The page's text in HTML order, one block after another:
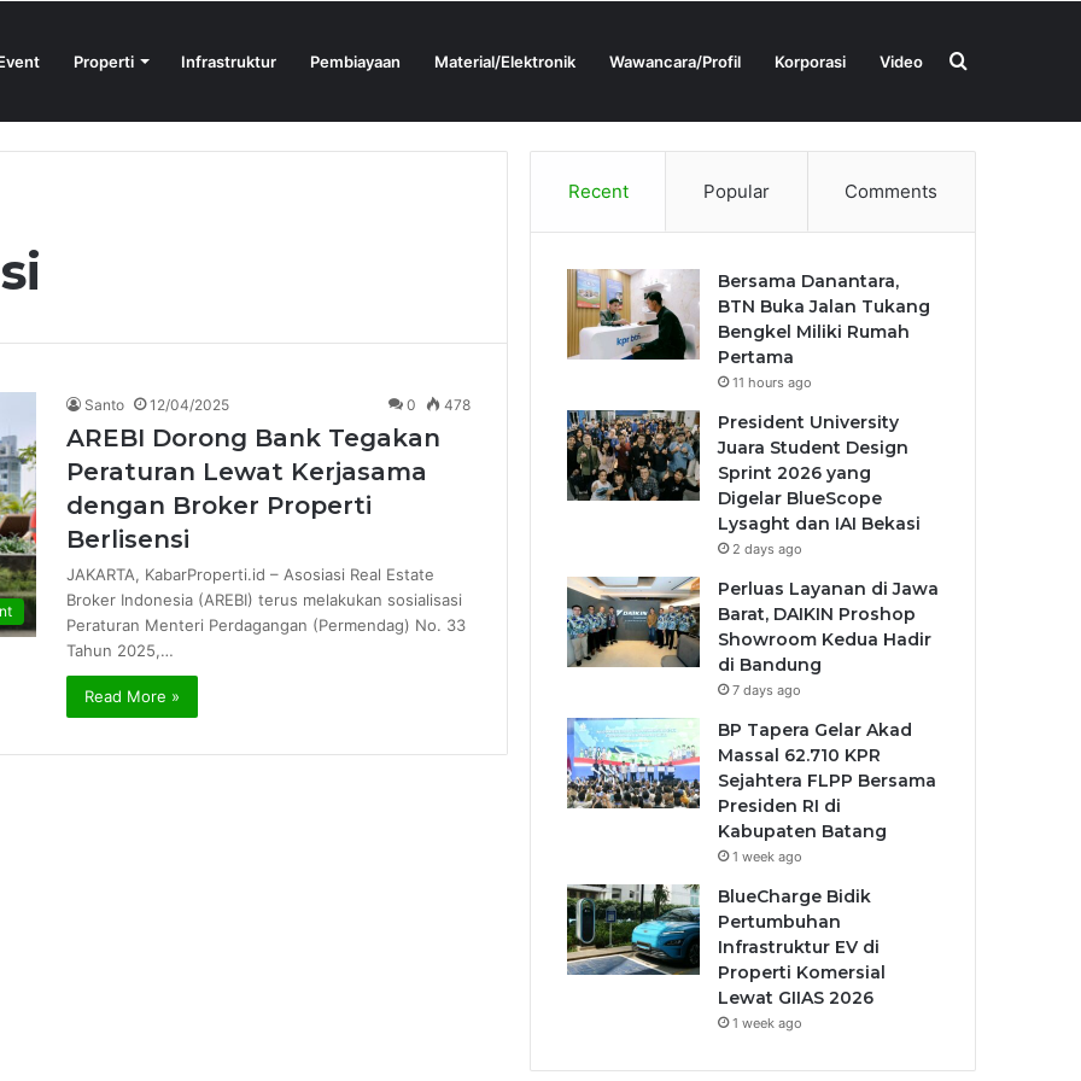
Properti Infrastruktur Pembiayaan Material/Elektronik Wawancara/Profil Korporasi Video Search
Santo 12/04/2025 0 478
AREBI Dorong Bank Tegakan
Peraturan Lewat Kerjasama
dengan Broker Properti
Berlisensi
JAKARTA, KabarProperti.id – Asosiasi Real Estate
Broker Indonesia (AREBI) terus melakukan sosialisasi
Peraturan Menteri Perdagangan (Permendag) No. 33
Tahun 2025,…
Read More »
Recent Popular Comments
Bersama Danantara,
BTN Buka Jalan Tukang
Bengkel Miliki Rumah
Pertama
11 hours ago
President University
Juara Student Design
Sprint 2026 yang
Digelar BlueScope
Lysaght dan IAI Bekasi
2 days ago
Perluas Layanan di Jawa
Barat, DAIKIN Proshop
Showroom Kedua Hadir
di Bandung
7 days ago
BP Tapera Gelar Akad
Massal 62.710 KPR
Sejahtera FLPP Bersama
Presiden RI di
Kabupaten Batang
1 week ago
BlueCharge Bidik
Pertumbuhan
Infrastruktur EV di
Properti Komersial
Lewat GIIAS 2026
1 week ago